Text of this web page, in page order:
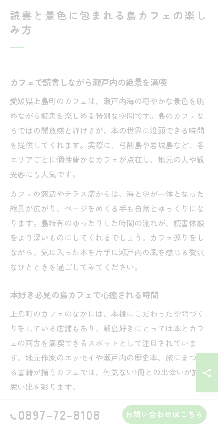
読書と景色に包まれる島カフェの楽し
み方
カフェで読書しながら瀬戸内の絶景を満喫
愛媛県上島町のカフェは、瀬戸内海の穏やかな景色を眺
めながら読書を楽しめる特別な空間です。島のカフェな
らではの開放感と静けさが、本の世界に没頭できる時間
を提供してくれます。実際に、弓削島や岩城島など、各
エリアごとに個性豊かなカフェが点在し、地元の人や観
光客にも人気です。
カフェの窓辺やテラス席からは、海と空が一体となった
絶景が広がり、ページをめくる手も自然とゆっくりにな
ります。島特有のゆったりした時間の流れが、読書体験
をより深いものにしてくれるでしょう。カフェ巡りをし
ながら、気に入った本を片手に瀬戸内の風を感じる贅沢
なひとときを過ごしてみてください。
本好き必見の島カフェで心癒される時間
上島町のカフェのなかには、本棚にこだわった空間づく
りをしている店舗もあり、離島好きにとっては本とカフ
ェの両方を満喫できるスポットとして注目されていま
す。地元作家のエッセイや瀬戸内の歴史本、旅にまつわ
る書籍が揃うカフェでは、何気ない1冊との出会いが旅の
思い出を彩ります。
島ならではの静寂と、丁寧に淹れたコーヒーや地元食材
を使ったスイーツが心を癒やしてくれます。読書好きの
0897-72-8108 お問い合わせはこちら